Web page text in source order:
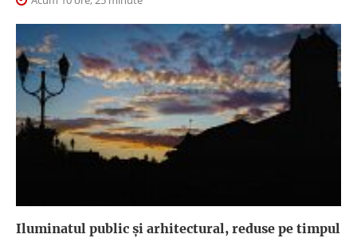
Iluminatul public şi arhitectural, reduse pe timpul